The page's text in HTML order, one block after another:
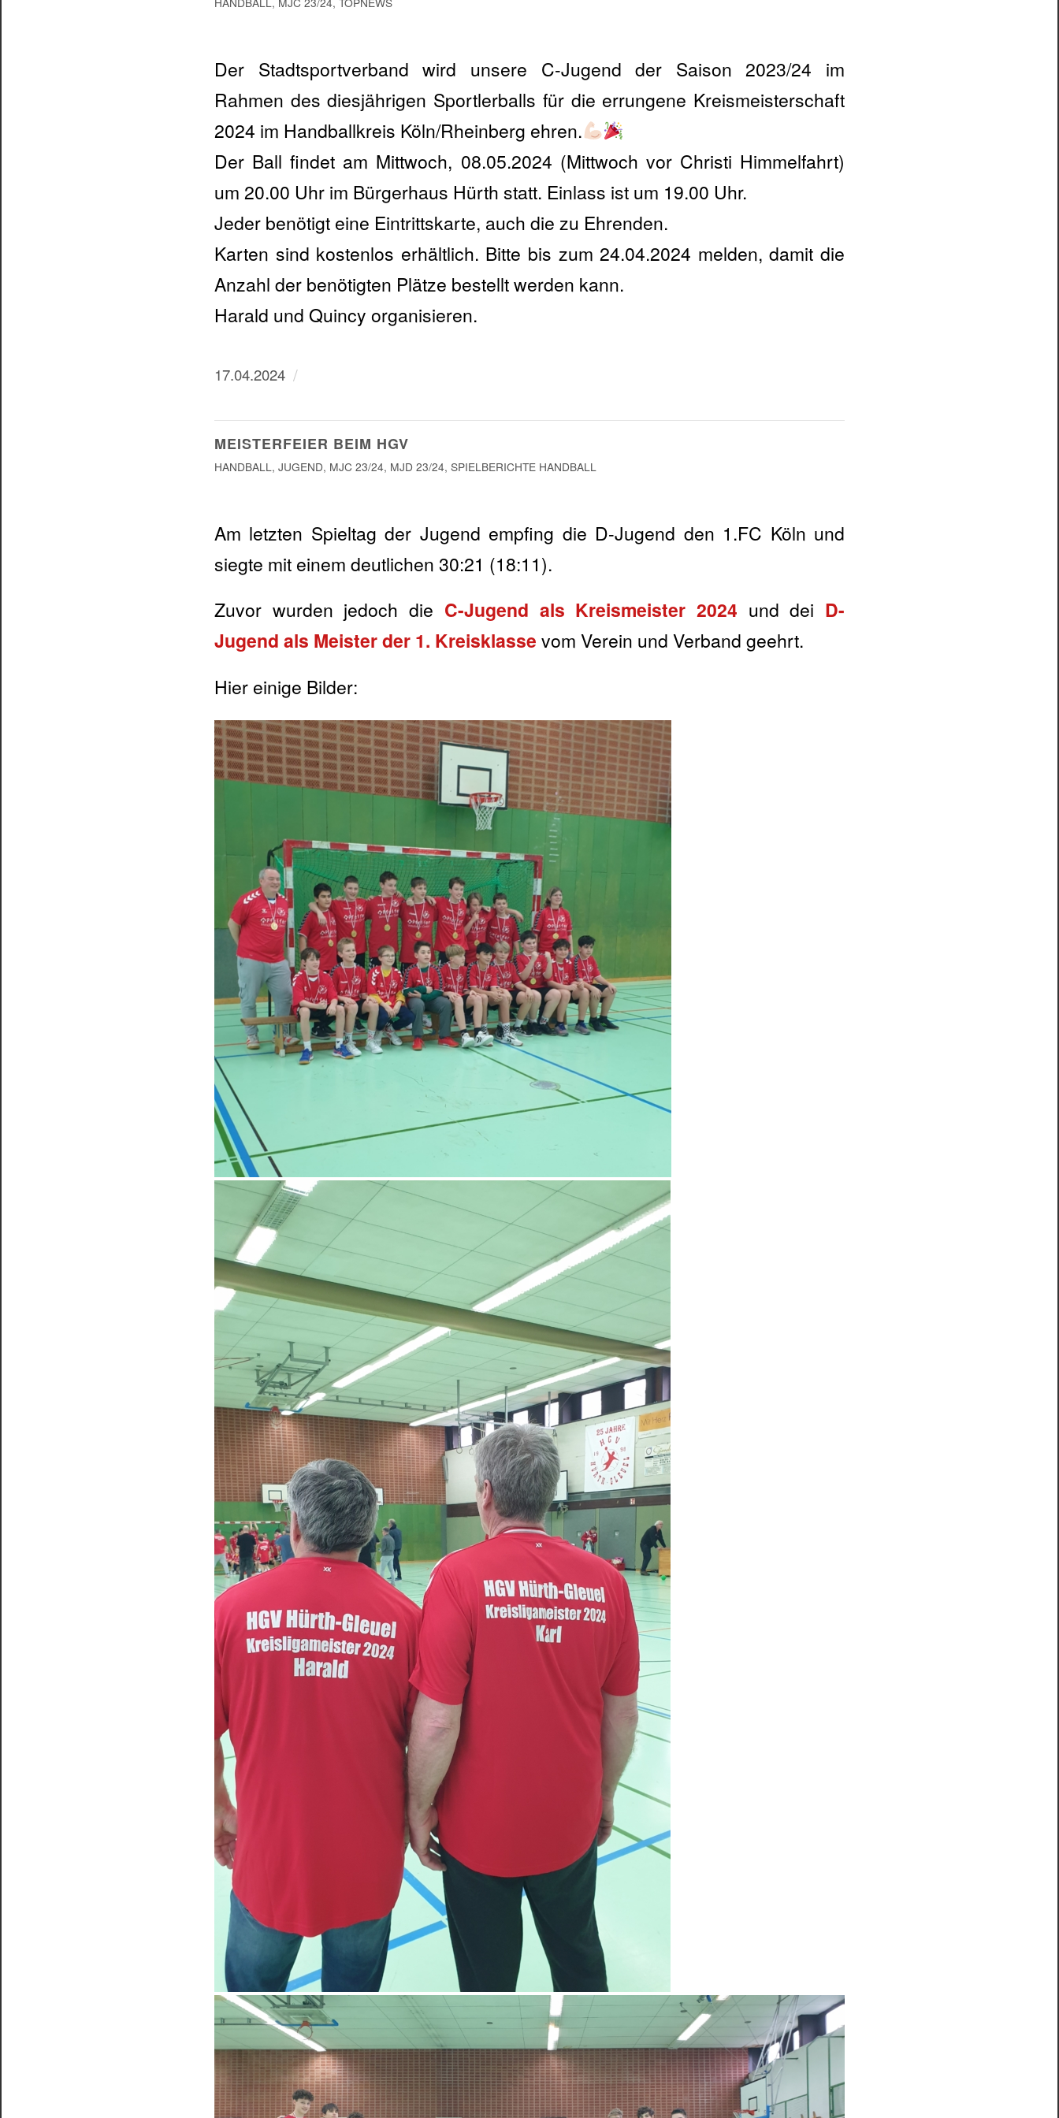
Der Stadtsportverband wird unsere C-Jugend der Saison 2023/24 im
Rahmen des diesjährigen Sportlerballs für die errungene Kreismeisterschaft
2024 im Handballkreis Köln/Rheinberg ehren.
Der Ball findet am Mittwoch, 08.05.2024 (Mittwoch vor Christi Himmelfahrt)
um 20.00 Uhr im Bürgerhaus Hürth statt. Einlass ist um 19.00 Uhr.
Jeder benötigt eine Eintrittskarte, auch die zu Ehrenden.
Karten sind kostenlos erhältlich. Bitte bis zum 24.04.2024 melden, damit die
Anzahl der benötigten Plätze bestellt werden kann.
Harald und Quincy organisieren.
17.04.2024 /
MEISTERFEIER BEIM HGV
HANDBALL, JUGEND, MJC 23/24, MJD 23/24, SPIELBERICHTE HANDBALL
Am letzten Spieltag der Jugend empfing die D-Jugend den 1.FC Köln und
siegte mit einem deutlichen 30:21 (18:11).
Zuvor wurden jedoch die C-Jugend als Kreismeister 2024 und dei D-
Jugend als Meister der 1. Kreisklasse vom Verein und Verband geehrt.
Hier einige Bilder: